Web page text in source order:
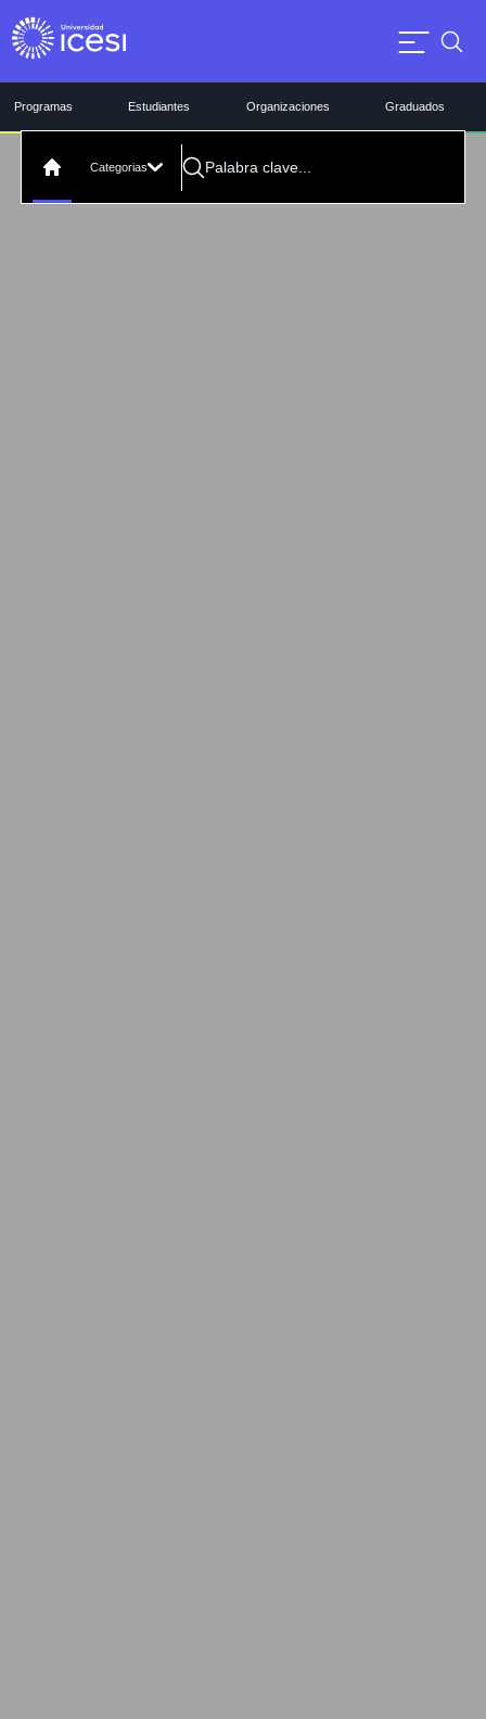
Programas Estudiantes Organizaciones Graduados
Categorias